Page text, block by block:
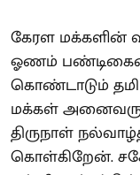
கேரள மக்களின்
ஓணம்
கொண்டாடும்
மக்கள்
திருநாள்
கொள்கிறேன்.